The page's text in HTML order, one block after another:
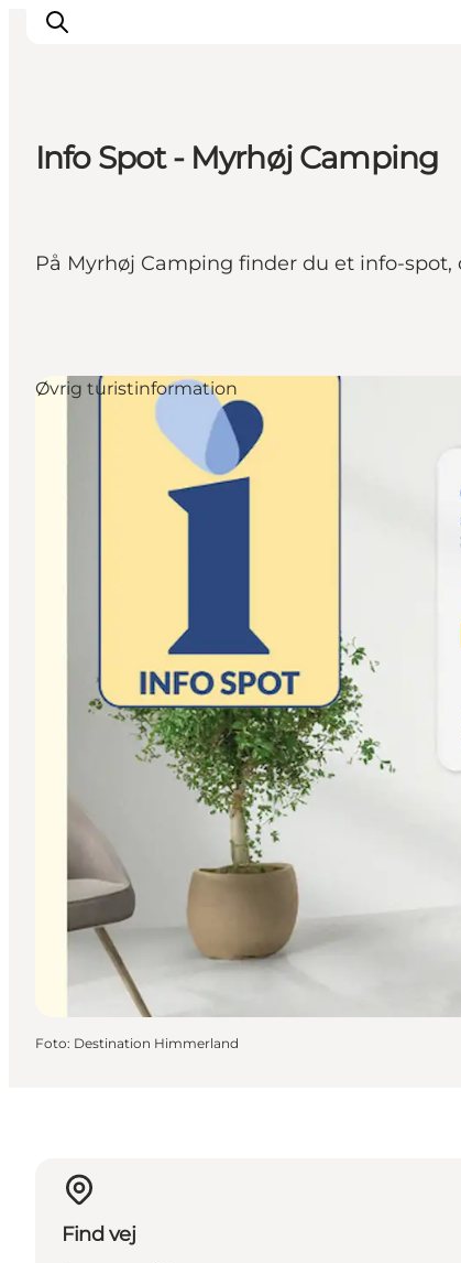
Himmerlandsbyer
DET SKER
Praktisk info
Info Spot - Myrhøj Camping
På Myrhøj Camping finder du et info-
Øvrig turistinformation
Foto: Destination Himmerland
Find vej